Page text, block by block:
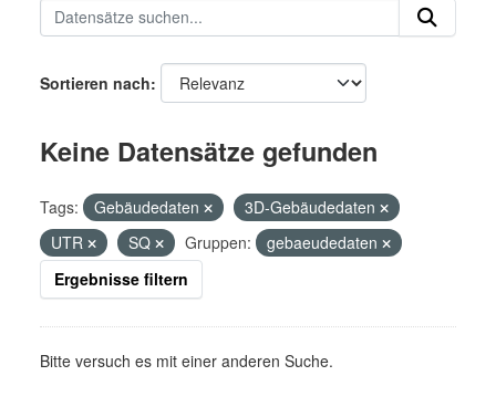
Sortieren nach
Keine Datensätze gefunden
Tags: Gebäudedaten
3D-Gebäudedaten
UTR
SQ Gruppen:
gebaeudedaten
Ergebnisse filtern
Bitte versuch es mit einer anderen Suche.